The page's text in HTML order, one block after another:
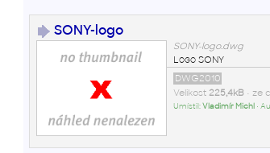
SONY-logo
SONY-logo.dwg
Logo SONY
DWG2010
Velikost 225,4kB• ze
Umístil:Vladimír Michl •